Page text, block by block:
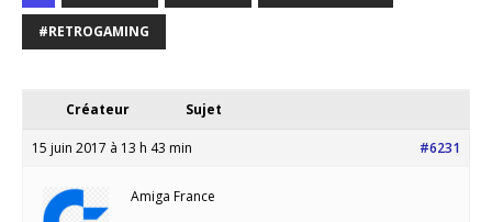
#RETROGAMING
Créateur Sujet
15 juin 2017 à 13 h 43 min #6231
Amiga France